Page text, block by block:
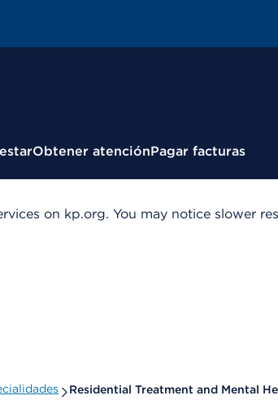
Obtener atenciónPagar facturas
on kp.org. You may notice slower
Residential Treatment and Mental